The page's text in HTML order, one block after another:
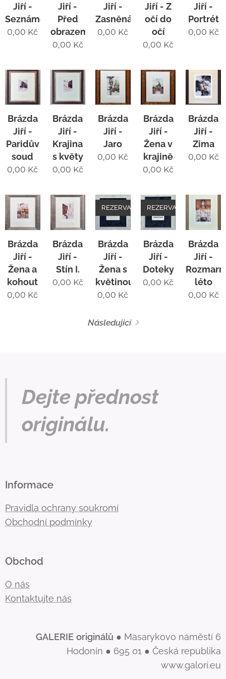
Jiří -
Seznámení
0,00 Kč
Jiří -
Před
obrazem
0,00 Kč
Jiří -
Zasněná
0,00 Kč
Jiří - Z
očí do
očí
0,00 Kč
Jiří -
Portrét
0,00 Kč
Brázda
Jiří -
Paridův
soud
0,00 Kč
Brázda
Jiří -
Krajina
s květy
0,00 Kč
Brázda
Jiří -
Jaro
0,00 Kč
Brázda
Jiří -
Žena v
krajině
0,00 Kč
Brázda
Jiří -
Zima
0,00 Kč
Brázda
Jiří -
Žena a
kohout
0,00 Kč
Brázda
Jiří -
Stín I.
0,00 Kč
Brázda
Jiří -
Žena s
květinou
REZERVACE
0,00 Kč
Brázda
Jiří -
Doteky
REZERVACE
0,00 Kč
Brázda
Jiří -
léto
0,00 Kč
Následující
Dejte přednost
originálu.
Informace
Pravidla ochrany soukromí
Obchodní podmínky
Obchod
O nás
Kontaktujte nás
GALERIE originálů ● Masarykovo náměstí 6
Hodonín ● 695 01 ● Česká republika
www.galori.eu